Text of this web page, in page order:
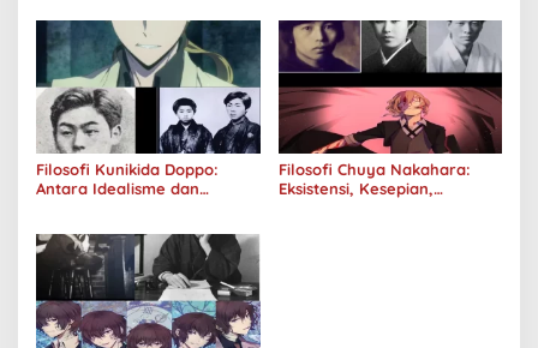
Filosofi Kunikida Doppo:
Antara Idealisme dan
Filosofi Chuya Nakahara:
Eksistensi, Kesepian,